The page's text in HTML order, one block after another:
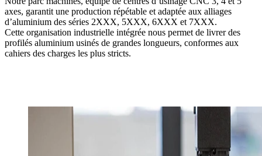
axes, garantit une production répétable et adaptée aux alliages
d’aluminium des séries 2XXX, 5XXX, 6XXX et 7XXX.
Cette organisation industrielle intégrée nous permet de livrer des
profilés aluminium usinés de grandes longueurs, conformes aux
cahiers des charges les plus stricts.